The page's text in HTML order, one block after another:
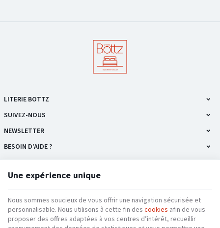
SUIVEZ-NOUS
NEWSLETTER
LITERIE BOTTZ
BESOIN D'AIDE ?
NOS PRODUITS
INFORMATIONS
Une expérience unique
Nous sommes soucieux de vous offrir une navigation sécurisée et
personnalisable. Nous utilisons à cette fin des cookies afin de vous
proposer des offres adaptées à vos centres d’intérêt, recueillir